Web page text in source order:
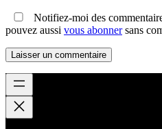
Notifiez-moi des
pouvez aussi vous abonnersans